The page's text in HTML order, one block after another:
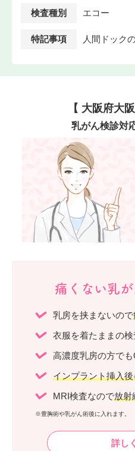
検査種別 エコー
特記事項 人間ドック
【 大阪府大
乳がん検診対
痛くない乳
乳房を挟まないので
衣服を着たままの
高濃度乳房の方でも
インプラント挿入後
MRI検査なので放射
※豊胸術や乳がん術後に入れます。
詳し